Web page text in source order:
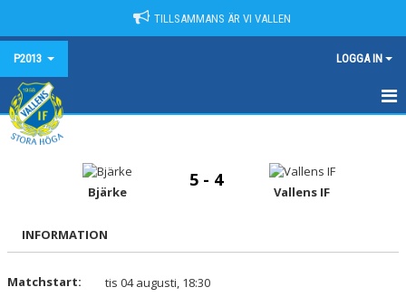
TILLSAMMANS ÄR VI VALLEN
P2013 LOGGA IN
HEM
MATCHER
TRUPPEN
Bjärke
5 - 4
Vallens IF
INFORMATION
Matchstart:
tis 04 augusti, 18:30